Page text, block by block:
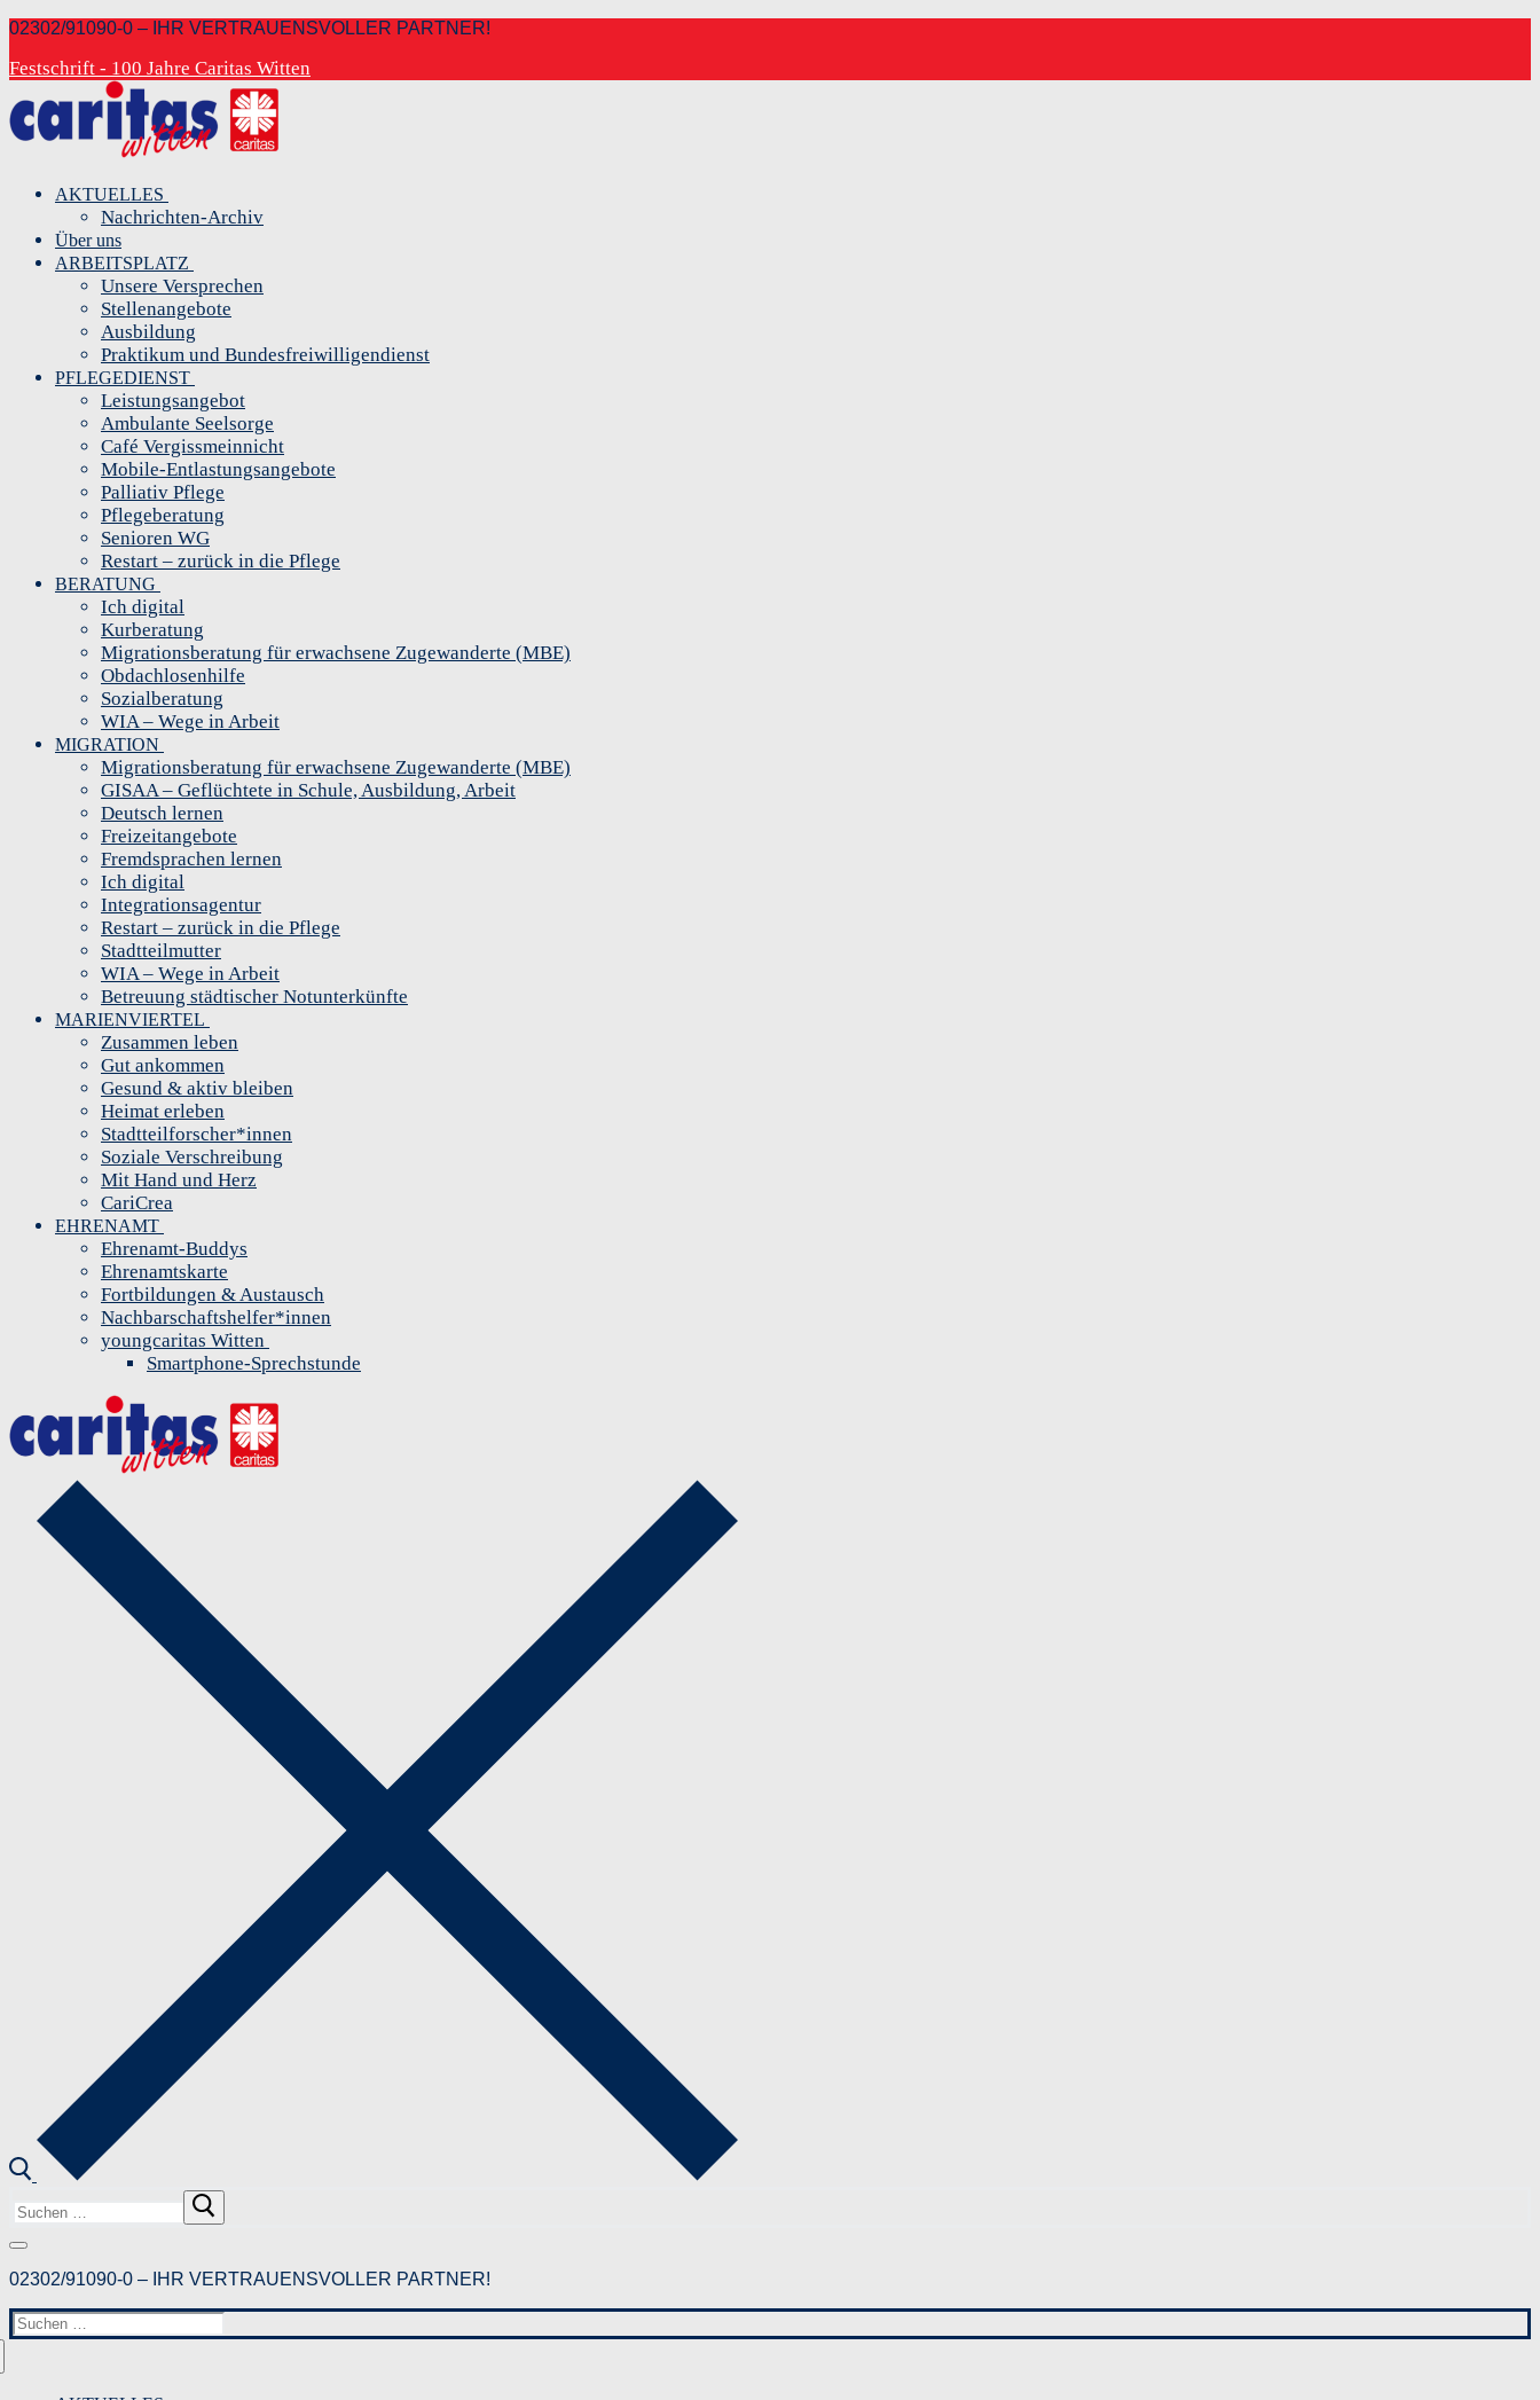
Zum
springen
Menü
Schließen
02302/91090-0 – IHR VERTRAUENSVOLLER PARTNER!
Festschrift - 100 Jahre Caritas Witten
AKTUELLES
Nachrichten-Archiv
Über uns
ARBEITSPLATZ
Unsere Versprechen
Stellenangebote
Ausbildung
Praktikum und Bundesfreiwilligendienst
PFLEGEDIENST
Leistungsangebot
Ambulante Seelsorge
Café Vergissmeinnicht
Mobile-Entlastungsangebote
Palliativ Pflege
Pflegeberatung
Senioren WG
Restart – zurück in die Pflege
BERATUNG
Ich digital
Kurberatung
Migrationsberatung für erwachsene Zugewanderte (MBE)
Obdachlosenhilfe
Sozialberatung
WIA – Wege in Arbeit
MIGRATION
Migrationsberatung für erwachsene Zugewanderte (MBE)
GISAA – Geflüchtete in Schule, Ausbildung, Arbeit
Deutsch lernen
Freizeitangebote
Fremdsprachen lernen
Ich digital
Integrationsagentur
Restart – zurück in die Pflege
Stadtteilmutter
WIA – Wege in Arbeit
Betreuung städtischer Notunterkünfte
MARIENVIERTEL
Zusammen leben
Gut ankommen
Gesund & aktiv bleiben
Heimat erleben
Stadtteilforscher*innen
Soziale Verschreibung
Mit Hand und Herz
CariCrea
EHRENAMT
Ehrenamt-Buddys
Ehrenamtskarte
Fortbildungen & Austausch
Nachbarschaftshelfer*innen
youngcaritas Witten
Smartphone-Sprechstunde
nach:
02302/91090-0 – IHR VERTRAUENSVOLLER PARTNER!
Suchen
nach: